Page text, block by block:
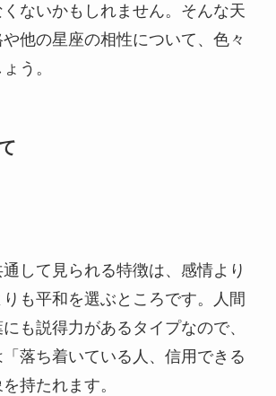
ないかもしれません。そんな天
他の星座の相性について、色々
う。
して見られる特徴は、感情より
も平和を選ぶところです。人間
も説得力があるタイプなので、
落ち着いている人、信用できる
持たれます。